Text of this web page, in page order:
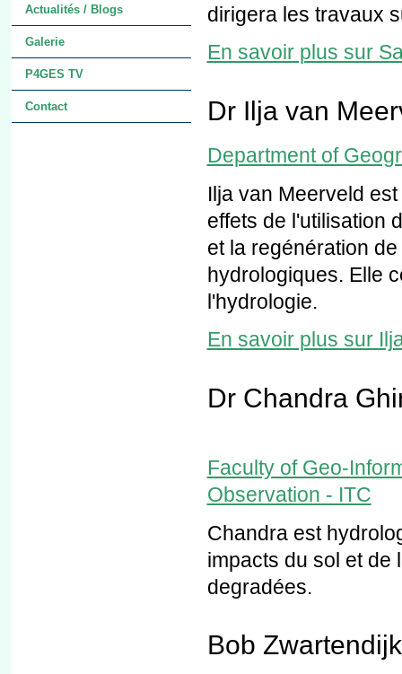
Actualités / Blogs
Galerie
P4GES TV
Contact
dirigera les travaux
En savoir plus sur
Dr Ilja van
Department of
Ilja van Meerveld
effets de l'utilisation
et la regénération
hydrologiques. Elle
l'hydrologie.
En savoir plus sur
Dr Chandra
Faculty of Geo-
Observation - ITC
Chandra est
impacts du sol et de
degradées.
Bob Zwartendijk